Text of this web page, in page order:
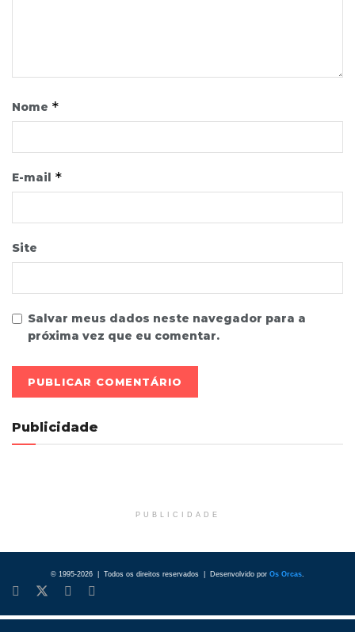
Nome *
E-mail *
Site
Salvar meus dados neste navegador para a
próxima vez que eu comentar.
Publicidade
PUBLICIDADE
© 1995-2026 | Todos os direitos reservados | Desenvolvido por Os Orcas